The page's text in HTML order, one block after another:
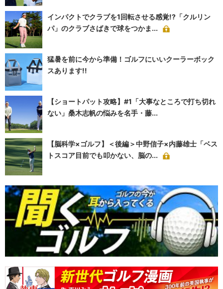
インパクトでクラブを1回転させる感覚!?「クルリン
パ」のクラブさばきで球をつかま...
猛暑を前に今から準備！ゴルフにいいクーラーボック
スあります!!
【ショートパット攻略】#1「大事なところで打ち切れ
ない」桑木志帆の悩みを名手・藤...
【脳科学×ゴルフ】＜後編＞中野信子×内藤雄士「ベス
トスコア目前でも叩かない、脳の...